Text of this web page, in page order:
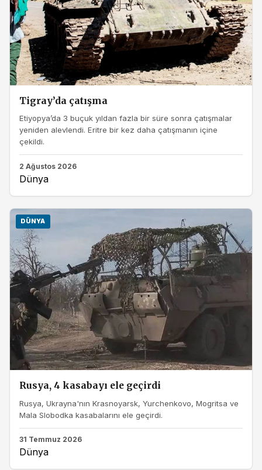
Tigray’da çatışma
Etiyopya’da 3 buçuk yıldan fazla bir süre sonra çatışmalar
yeniden alevlendi. Eritre bir kez daha çatışmanın içine
çekildi.
2 Ağustos 2026
Dünya
DÜNYA
Rusya, 4 kasabayı ele geçirdi
Rusya, Ukrayna'nın Krasnoyarsk, Yurchenkovo, Mogritsa ve
Mala Slobodka kasabalarını ele geçirdi.
31 Temmuz 2026
Dünya